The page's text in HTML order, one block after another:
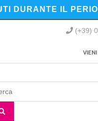
DURANTE IL
(+39)